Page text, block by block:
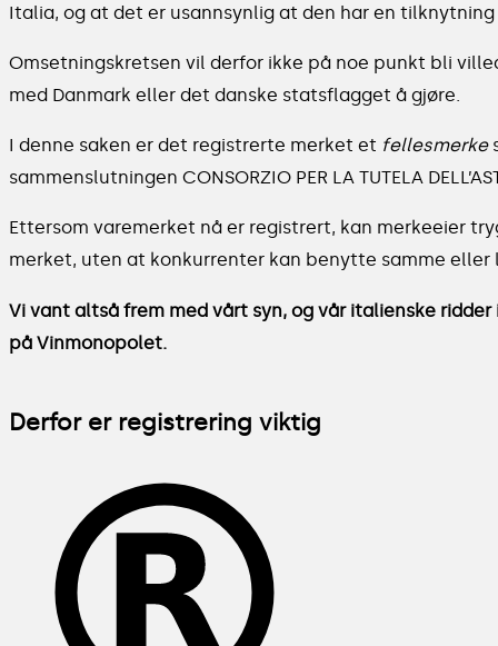
Italia, og at det er usannsynlig at den har en
Omsetningskretsen vil derfor ikke på noe punkt bli
med Danmark eller det danske statsflagget å gjøre.
I denne saken er det registrerte merket et fellesmerke
sammenslutningen CONSORZIO PER LA TUTELA
Ettersom varemerket nå er registrert, kan merkeeier
merket, uten at konkurrenter kan benytte samme eller
Vi vant altså frem med vårt syn, og vår italienske
på Vinmonopolet.
Derfor er registrering viktig